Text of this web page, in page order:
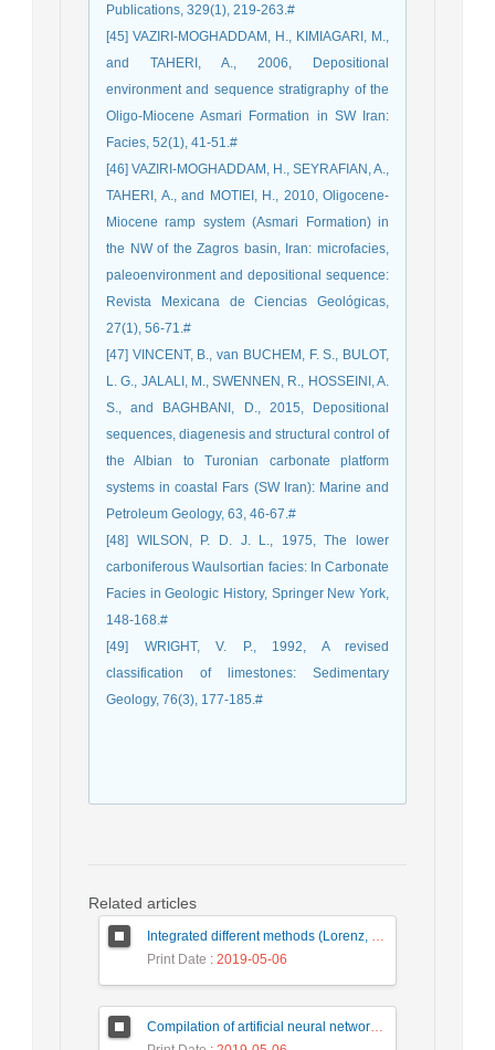
Publications, 329(1), 219-263.‏#
[45] VAZIRI-MOGHADDAM, H., KIMIAGARI, M.,
and TAHERI, A., 2006, Depositional
environment and sequence stratigraphy of the
Oligo-Miocene Asmari Formation in SW Iran:
Facies, 52(1), 41-51.‏#
[46] VAZIRI-MOGHADDAM, H., SEYRAFIAN, A.,
TAHERI, A., and MOTIEI, H., 2010, Oligocene-
Miocene ramp system (Asmari Formation) in
the NW of the Zagros basin, Iran: microfacies,
paleoenvironment and depositional sequence:
Revista Mexicana de Ciencias Geológicas,
27(1), 56-71.‏#
[47] VINCENT, B., van BUCHEM, F. S., BULOT,
L. G., JALALI, M., SWENNEN, R., HOSSEINI, A.
S., and BAGHBANI, D., 2015, Depositional
sequences, diagenesis and structural control of
the Albian to Turonian carbonate platform
systems in coastal Fars (SW Iran): Marine and
Petroleum Geology, 63, 46-67.‏#
[48] WILSON, P. D. J. L., 1975, The lower
carboniferous Waulsortian facies: In Carbonate
Facies in Geologic History, Springer New York,
148-168.#
[49] WRIGHT, V. P., 1992, A revised
classification of limestones: Sedimentary
Geology, 76(3), 177-185.‏#
Related articles
Integrated different methods (Lorenz, Lucia, Amaefule) in rock types and flow units identification of lower Miocene Razak Formation at Sarkhun gas field, Zagros basin, SE Iran
Print Date : 2019-05-06
Compilation of artificial neural networks and the thinned Fault likelihood auto-tracking algorithm, for identification, interpretation and extraction of faults